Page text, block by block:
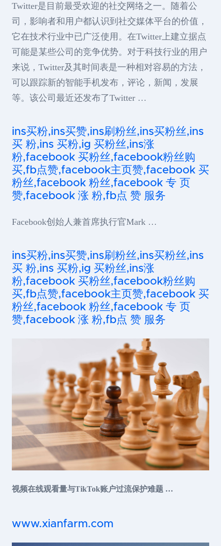
Twitter是目前最受欢迎的社交网络之一。随着公
司，影响者和用户都认识到社交媒体平台的价值，
它在技术行业中已广泛使用。在Twitter上建立据点
可能是某些公司的竞争优势。对于科技行业的用户
来说，Twitter及其时间表是一种相对容易的方法，
可以跟踪新的智能手机发布，评论，新闻，发展
等。该公司最近还发布了Twitter …
ins买粉,ins买赞,ins刷粉丝,ins买粉丝,ins
买 粉,ins 买粉,ig 买粉丝,ins涨
粉,facebook 买粉丝,facebook粉丝购
买,fb点赞,facebook主页赞,facebook 买
粉丝,facebook 粉丝,facebook 专 页
赞,facebook 涨 粉,fb点 赞 服务
Facebook创始人兼首席执行官Mark …
ins买粉,ins买赞,ins刷粉丝,ins买粉丝,ins
买 粉,ins 买粉,ig 买粉丝,ins涨
粉,facebook 买粉丝,facebook粉丝购
买,fb点赞,facebook主页赞,facebook 买
粉丝,facebook 粉丝,facebook 专 页
赞,facebook 涨 粉,fb点 赞 服务
视频在线观看量与TikTok账户过流保护难题 …
www.xianfarm.com